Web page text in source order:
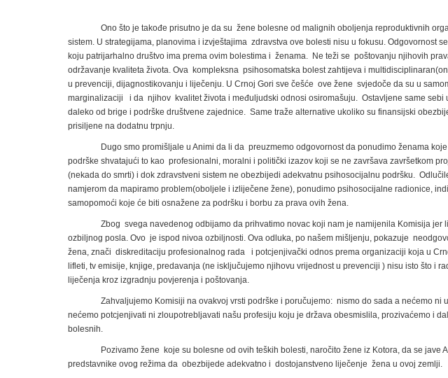
Ono što je takođe prisutno je da su žene bolesne od malignih oboljenja reproduktivnih
sistem. U strategijama, planovima i izvještajima zdravstva ove bolesti nisu u fokusu. Odgovornost
koju patrijarhalno društvo ima prema ovim bolestima i ženama. Ne teži se poštovanju njihovih
održavanje kvaliteta života. Ova kompleksna psihosomatska bolest zahtijeva i
u prevenciji, dijagnostikovanju i liječenju. U Crnoj Gori sve češće ove žene svjedoče da su u
marginalizaciji i da njihov kvalitet života i međuljudski odnosi osiromašuju. Ostavljene same
daleko od brige i podrške društvene zajednice. Same traže alternative ukoliko su finansijski
prisiljene na dodatnu trpnju.
Dugo smo promišljale u Animi da li da preuzmemo odgovornost da ponudimo ženama
podrške shvatajući to kao profesionalni, moralni i politički izazov koji se ne završava završetkom
(nekada do smrti) i dok zdravstveni sistem ne obezbijedi adekvatnu psihosocijalnu podršku.
namjerom da mapiramo problem(oboljele i izliječene žene), ponudimo psihosocijalne radionice,
samopomoći koje će biti osnažene za podršku i borbu za prava ovih žena.
Zbog svega navedenog odbijamo da prihvatimo novac koji nam je namijenila Komisija jer
ozbiljnog posla. Ovo je ispod nivoa ozbiljnosti. Ova odluka, po našem mišljenju, pokazuje
žena, znači diskreditaciju profesionalnog rada i potcjenjivački odnos prema organizaciji koja u
lifleti, tv emisije, knjige, predavanja (ne isključujemo njihovu vrijednost u prevenciji ) nisu isto što i
liječenja kroz izgradnju povjerenja i poštovanja.
Zahvaljujemo Komisiji na ovakvoj vrsti podrške i poručujemo: nismo do sada a nećemo ni
nećemo potcjenjivati ni zloupotrebljavati našu profesiju koju je država obesmislila, prozivaćemo i
bolesnih.
Pozivamo žene koje su bolesne od ovih teških bolesti, naročito žene iz Kotora, da se jave
predstavnike ovog režima da obezbijede adekvatno i dostojanstveno liječenje žena u ovoj zemlji.